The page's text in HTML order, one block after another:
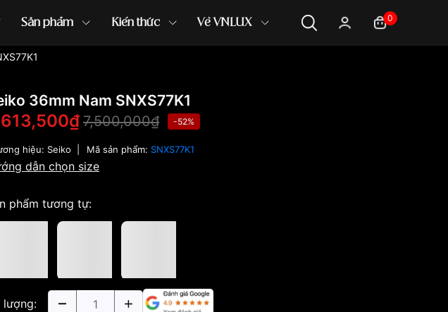
Sản phẩm Kiến thức Về VNLUX 0
36mm Nam SNXS77K1
7,500,000₫ -52%
hiệu: Seiko Mã sản phẩm: SNXS77K1
dẫn chọn size
phẩm tương tự:
lượng: